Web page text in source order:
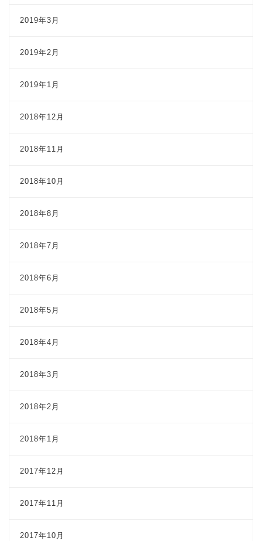
2019年3月
2019年2月
2019年1月
2018年12月
2018年11月
2018年10月
2018年8月
2018年7月
2018年6月
2018年5月
2018年4月
2018年3月
2018年2月
2018年1月
2017年12月
2017年11月
2017年10月